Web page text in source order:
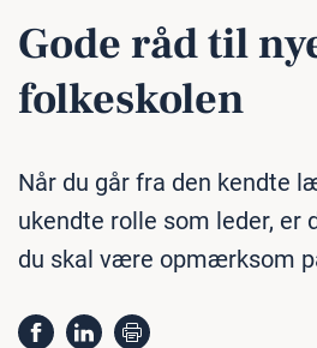
Gode råd til
fol­ke­sko­len
Når du går fra den kendte
ukendte rolle som leder, er
du skal være opmærksom